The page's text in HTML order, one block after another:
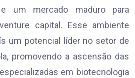
um mercado maduro para
capital. Esse ambiente
um potencial líder no setor de
promovendo a ascensão das
em biotecnologia